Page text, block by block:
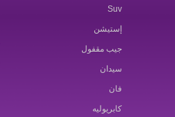
Suv
إستيشن
جيب مقفول
سيدان
فان
كابريوليه